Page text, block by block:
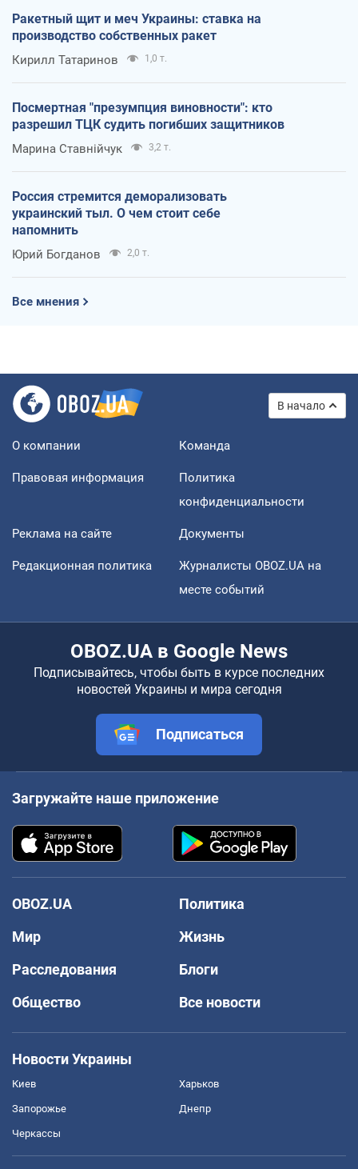
Ракетный щит и меч Украины: ставка на
производство собственных ракет
Кирилл Татаринов 1,0 т.
Посмертная "презумпция виновности": кто
разрешил ТЦК судить погибших защитников
Марина Ставнійчук 3,2 т.
Россия стремится деморализовать
украинский тыл. О чем стоит себе
напомнить
Юрий Богданов 2,0 т.
Все мнения
В начало
О компании Команда
Правовая информация
Политика
конфиденциальности
Реклама на сайте Документы
Редакционная политика
Журналисты OBOZ.UA на
месте событий
OBOZ.UA в Google News
Подписывайтесь, чтобы быть в курсе последних
новостей Украины и мира сегодня
Подписаться
Загружайте наше приложение
OBOZ.UA
Политика
Мир
Жизнь
Расследования
Блоги
Общество
Все новости
Новости Украины
Киев Харьков
Запорожье Днепр
Черкассы